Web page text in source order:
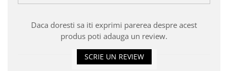
Daca doresti sa iti exprimi parerea despre acest
produs poti adauga un review.
SCRIE UN REVIEW